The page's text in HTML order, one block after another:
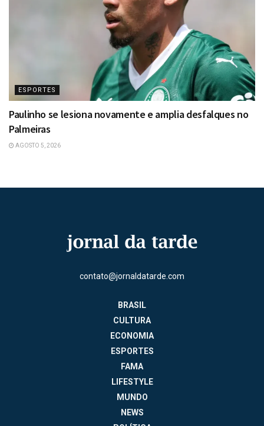
ESPORTES
Paulinho se lesiona novamente e amplia desfalques no
Palmeiras
AGOSTO 5, 2026
contato@jornaldatarde.com
BRASIL
CULTURA
ECONOMIA
ESPORTES
FAMA
LIFESTYLE
MUNDO
NEWS